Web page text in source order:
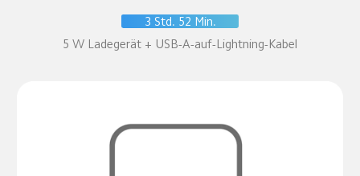
3 Std. 52 Min.
5 W Ladegerät + USB-A-auf-Lightning-Kabel